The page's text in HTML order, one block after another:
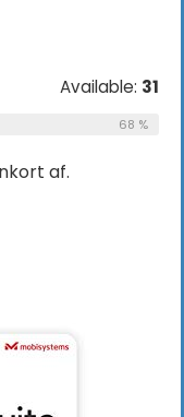
Available: 31
68 %
af.